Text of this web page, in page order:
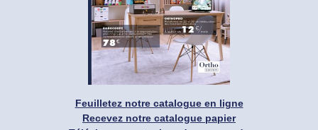
Feuilletez notre catalogue en ligne
Recevez notre catalogue papier